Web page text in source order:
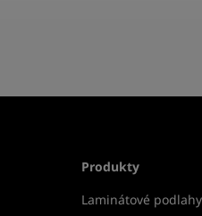
Produkty
Laminátové podlahy